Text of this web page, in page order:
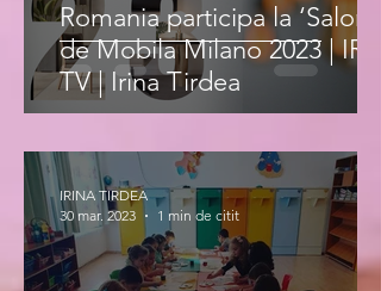
Romania participa la ‘Salonul
de Mobila Milano 2023 | IRIS
TV | Irina Tirdea
IRINA TIRDEA
30 mar. 2023
1 min de citit